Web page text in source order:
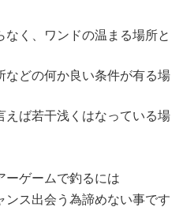
く、ワンドの温まる場所と
などの何か良い条件が有る場
えば若干浅くはなっている場
ーゲームで釣るには
ンス出会う為諦めない事です